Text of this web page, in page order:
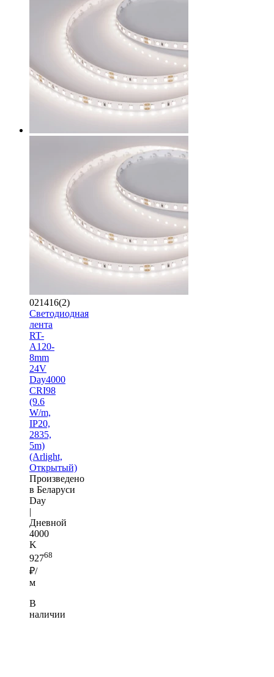
021416(2)
Светодиодная
лента
RT-
A120-
8mm
24V
Day4000
CRI98
(9.6
W/m,
IP20,
2835,
5m)
(Arlight,
Открытый)
Произведено
в Беларуси
Day
|
Дневной
4000
K
92768
₽/
м
В
наличии